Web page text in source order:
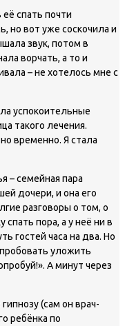
спать почти
но вот уже соскочила и
звук, потом в
ворчать, а то и
– не хотелось мне с
успокоительные
такого лечения.
временно. Я стала
– семейная пара
дочери, и она его
разговоры о том, о
пора, а у неё ни в
гостей часа на два. Но
уложить
А минут через
(сам он врач-
ребёнка по